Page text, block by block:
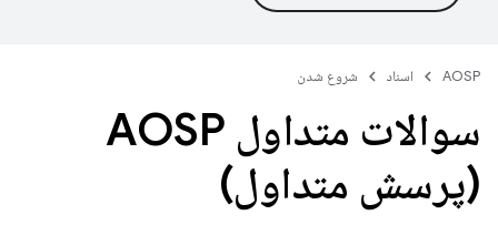
AOSP اسناد شروع شدن
سوالات متداول AOSP
(پرسش متداول)